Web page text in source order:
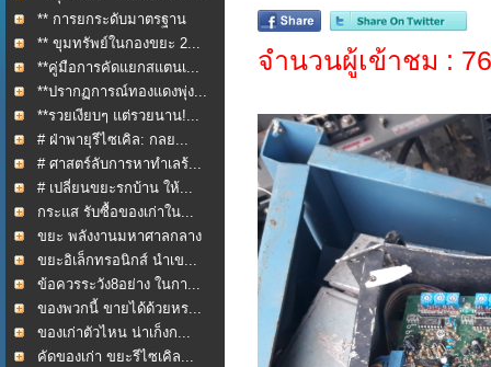
** การยกระดับมาตรฐาน
กา...
** ขุมทรัพย์ในกองขยะ 2...
**คู่มือการคัดแยกสแตนเ...
**ปรากฏการณ์ทองแดงพุ่ง...
**รวยเงียบๆ แต่รวยนาน!...
# ฝ่าพายุรีไซเคิล: กลย...
# ศาสตร์ลับการหาทำเลร้...
# เปลี่ยนขยะรกบ้าน ให้...
กระแส รับซื้อของเก่าใน...
ขยะ พลังงานมหาศาลกลาง
ใ...
ขยะอิเล็กทรอนิกส์ นำเข...
ข้อควรระวัง8อย่าง ในกา...
ของพวกนี้ ขายได้ด้วยหร...
ของเก่าตัวไหน น่าเก็งก...
คัดของเก่า ขยะรีไซเคิล...
จำนวนผู้เข้าชม :